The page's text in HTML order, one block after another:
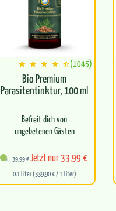
(1045)
Bio Premium
Parasitentinktur, 100 ml
Befreit dich von
ungebetenen Gästen
Fördert die Balance
zwischen Körper und
Geist
statt39,99 €Jetzt nur 33,99 €
0.1 Liter (339,90 € / 1 Liter)